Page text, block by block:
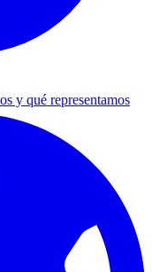
y qué representamos